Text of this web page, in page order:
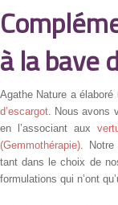
à la bave
Agathe Nature a
d’escargot . Nous avons
en l’associant aux
(Gemmothérapie) .
tant dans le choix de
formulations qui n’ont